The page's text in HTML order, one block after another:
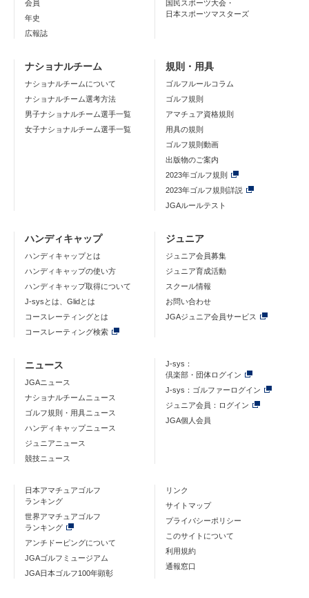
会員
年史
広報誌
国民スポーツ大会・
日本スポーツマスターズ
ナショナルチーム
ナショナルチームについて
ナショナルチーム選考方法
男子ナショナルチーム選手一覧
女子ナショナルチーム選手一覧
規則・用具
ゴルフルールコラム
ゴルフ規則
アマチュア資格規則
用具の規則
ゴルフ規則動画
出版物のご案内
2023年ゴルフ規則
2023年ゴルフ規則詳説
JGAルールテスト
ハンディキャップ
ハンディキャップとは
ハンディキャップの使い方
ハンディキャップ取得について
J-sysとは、Glidとは
コースレーティングとは
コースレーティング検索
ジュニア
ジュニア会員募集
ジュニア育成活動
スクール情報
お問い合わせ
JGAジュニア会員サービス
ニュース
JGAニュース
ナショナルチームニュース
ゴルフ規則・用具ニュース
ハンディキャップニュース
ジュニアニュース
競技ニュース
J-sys：
倶楽部・団体ログイン
J-sys：ゴルファーログイン
ジュニア会員：ログイン
JGA個人会員
日本アマチュアゴルフ
ランキング
世界アマチュアゴルフ
ランキング
アンチドーピングについて
JGAゴルフミュージアム
JGA日本ゴルフ100年顕彰
リンク
サイトマップ
プライバシーポリシー
このサイトについて
利用規約
通報窓口